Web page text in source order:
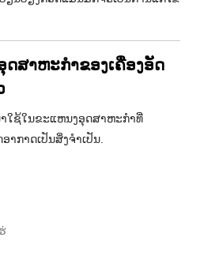
ສາຫະກໍາຂອງເຄື່ອງອັດ
ໃຊ້ໃນຂະແຫນງອຸດສາຫະກໍາທີ່
າກາດເປັນສິ່ງຈໍາເປັນ.